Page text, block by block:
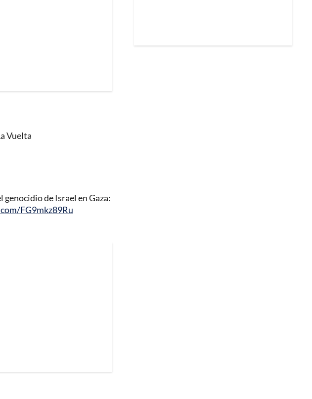
Vuelta
de Israel en Gaza:
FG9mkz89Ru